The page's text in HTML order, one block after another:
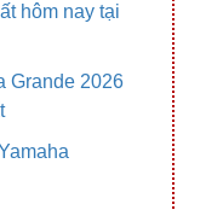
hôm nay tại
Grande 2026